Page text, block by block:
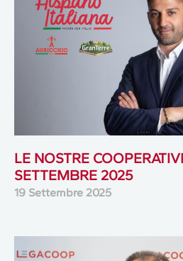
LE NOSTRE
SETTEMBRE 2025
19 Settembre 2025